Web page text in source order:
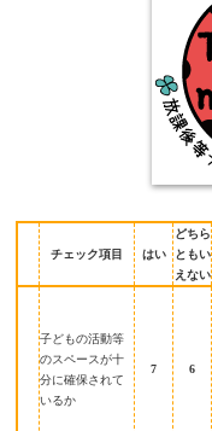
チェック項目 はい
どちら
ともい
えない
子どもの活動等
のスペースが十
分に確保されて
いるか
7 6